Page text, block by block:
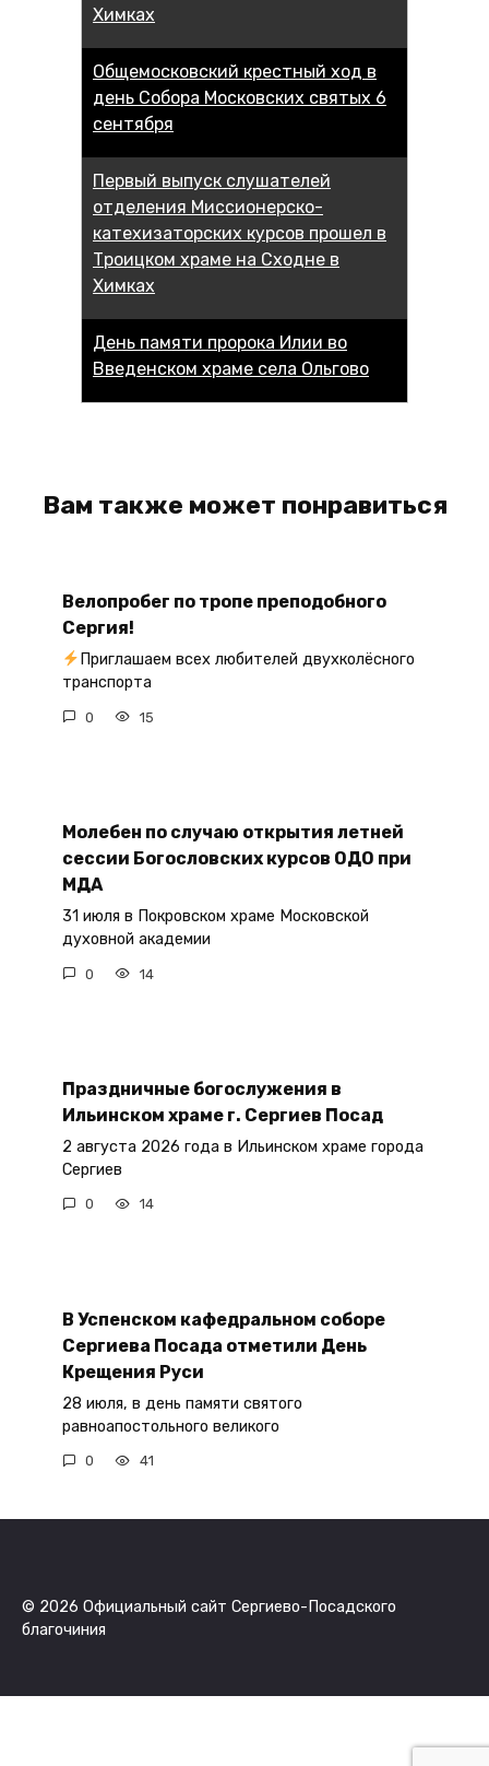
Химках
Общемосковский крестный ход в
день Собора Московских святых 6
сентября
Первый выпуск слушателей
отделения Миссионерско-
катехизаторских курсов прошел в
Троицком храме на Сходне в
Химках
День памяти пророка Илии во
Введенском храме села Ольгово
Вам также может понравиться
Велопробег по тропе преподобного
Сергия!
Приглашаем всех любителей двухколёсного
транспорта
0 15
Молебен по случаю открытия летней
сессии Богословских курсов ОДО при
МДА
31 июля в Покровском храме Московской
духовной академии
0 14
Праздничные богослужения в
Ильинском храме г. Сергиев Посад
2 августа 2026 года в Ильинском храме города
Сергиев
0 14
В Успенском кафедральном соборе
Сергиева Посада отметили День
Крещения Руси
28 июля, в день памяти святого
равноапостольного великого
0 41
© 2026 Официальный сайт Сергиево-Посадского
благочиния